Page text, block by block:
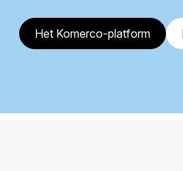
Het Komerco-platform